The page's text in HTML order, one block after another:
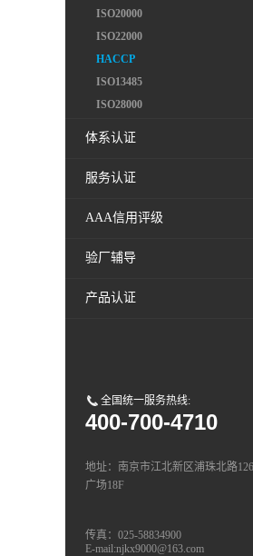
ISO20000
ISO22000
HACCP
ISO13485
ISO28000
体系认证
服务认证
AAA信用评级
验厂辅导
产品认证
全国统一服务热线:
400-700-4710
地址：南京市江北新区浦珠北路
广场18F
传真：025-58834900
E-mail:njkx9000@163.com